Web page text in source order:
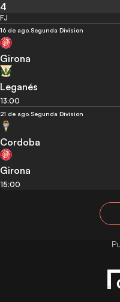
4
FJ
16 de ago. Segunda Division
Girona
Leganés
13:00
21 de ago. Segunda Division
Cordoba
Girona
15:00